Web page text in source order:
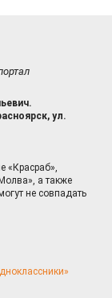
ул.
«Красраб»,
а также
не совпадать